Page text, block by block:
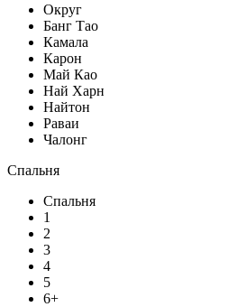
Округ
Банг Тао
Камала
Карон
Май Као
Най Харн
Найтон
Раваи
Чалонг
Спальня
Спальня
1
2
3
4
5
6+